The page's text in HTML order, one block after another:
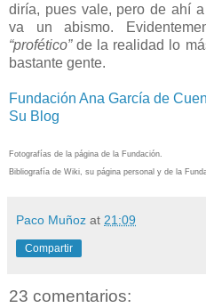
diría, pues vale, pero de ahí
va un abismo.
“profético”de la realidad lo
bastante gente.
Fundación Ana García de
Su Blog
Fotografías de la página de la Fundación.
Bibliografía de Wiki, su página personal y de la
Paco Muñoz at 21:09
Compartir
23 comentarios: